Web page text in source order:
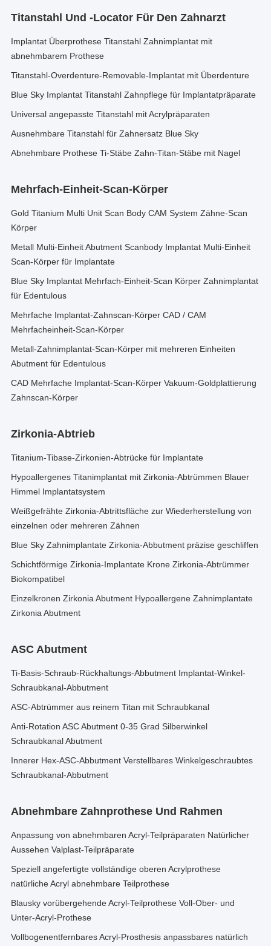
Titanstahl Und -locator Für Den Zahnarzt
Implantat Überprothese Titanstahl Zahnimplantat mit
abnehmbarem Prothese
Titanstahl-Overdenture-Removable-Implantat mit Überdenture
Blue Sky Implantat Titanstahl Zahnpflege für Implantatpräparate
Universal angepasste Titanstahl mit Acrylpräparaten
Ausnehmbare Titanstahl für Zahnersatz Blue Sky
Abnehmbare Prothese Ti-Stäbe Zahn-Titan-Stäbe mit Nagel
Mehrfach-Einheit-Scan-Körper
Gold Titanium Multi Unit Scan Body CAM System Zähne-Scan
Körper
Metall Multi-Einheit Abutment Scanbody Implantat Multi-Einheit
Scan-Körper für Implantate
Blue Sky Implantat Mehrfach-Einheit-Scan Körper Zahnimplantat
für Edentulous
Mehrfache Implantat-Zahnscan-Körper CAD / CAM
Mehrfacheinheit-Scan-Körper
Metall-Zahnimplantat-Scan-Körper mit mehreren Einheiten
Abutment für Edentulous
CAD Mehrfache Implantat-Scan-Körper Vakuum-Goldplattierung
Zahnscan-Körper
Zirkonia-Abtrieb
Titanium-Tibase-Zirkonien-Abtrücke für Implantate
Hypoallergenes Titanimplantat mit Zirkonia-Abtrümmen Blauer
Himmel Implantatsystem
Weißgefrähte Zirkonia-Abtrittsfläche zur Wiederherstellung von
einzelnen oder mehreren Zähnen
Blue Sky Zahnimplantate Zirkonia-Abbutment präzise geschliffen
Schichtförmige Zirkonia-Implantate Krone Zirkonia-Abtrümmer
Biokompatibel
Einzelkronen Zirkonia Abutment Hypoallergene Zahnimplantate
Zirkonia Abutment
ASC Abutment
Ti-Basis-Schraub-Rückhaltungs-Abbutment Implantat-Winkel-
Schraubkanal-Abbutment
ASC-Abtrümmer aus reinem Titan mit Schraubkanal
Anti-Rotation ASC Abutment 0-35 Grad Silberwinkel
Schraubkanal Abutment
Innerer Hex-ASC-Abbutment Verstellbares Winkelgeschraubtes
Schraubkanal-Abbutment
Abnehmbare Zahnprothese Und Rahmen
Anpassung von abnehmbaren Acryl-Teilpräparaten Natürlicher
Aussehen Valplast-Teilpräparate
Speziell angefertigte vollständige oberen Acrylprothese
natürliche Acryl abnehmbare Teilprothese
Blausky vorübergehende Acryl-Teilprothese Voll-Ober- und
Unter-Acryl-Prothese
Vollbogenentfernbares Acryl-Prosthesis anpassbares natürlich